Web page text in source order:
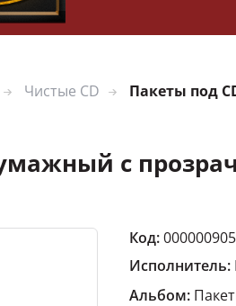
Чистые CD
Пакеты под
с
Код:
Исполнитель:
Альбом: